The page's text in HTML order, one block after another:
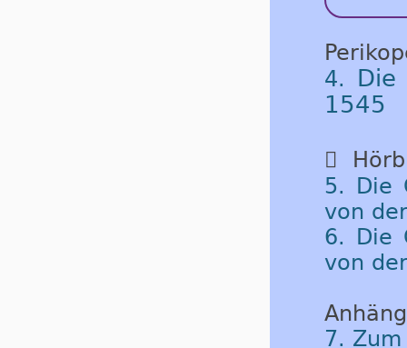
4. Die
1545

5. Die
von
6. Die
von
7.